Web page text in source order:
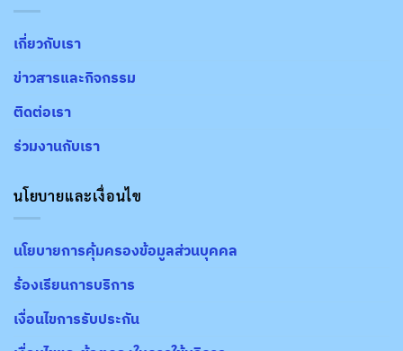
เกี่ยวกับเรา
ข่าวสารและกิจกรรม
ติดต่อเรา
ร่วมงานกับเรา
นโยบายและเงื่อนไข
นโยบายการคุ้มครองข้อมูลส่วนบุคคล
ร้องเรียนการบริการ
เงื่อนไขการรับประกัน